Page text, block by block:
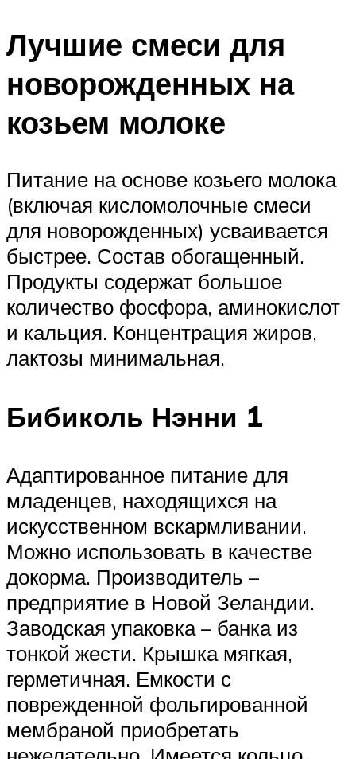
Лучшие смеси для
новорожденных на
козьем молоке
Питание на основе козьего молока
(включая кисломолочные смеси
для новорожденных) усваивается
быстрее. Состав обогащенный.
Продукты содержат большое
количество фосфора, аминокислот
и кальция. Концентрация жиров,
лактозы минимальная.
Бибиколь Нэнни 1
Адаптированное питание для
младенцев, находящихся на
искусственном вскармливании.
Можно использовать в качестве
докорма. Производитель –
предприятие в Новой Зеландии.
Заводская упаковка – банка из
тонкой жести. Крышка мягкая,
герметичная. Емкости с
поврежденной фольгированной
мембраной приобретать